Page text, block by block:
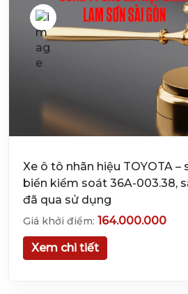
Xe ô tô nhãn hiệu TOYOTA –
biển kiểm soát 36A-003.38,
đã qua sử dụng
Giá khởi điểm: 164.000.000
Xem chi tiết